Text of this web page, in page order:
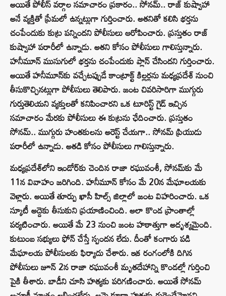
అయితే పోలీస్ వర్గాల సమాచారం ప్రకారం.. సోనమ్.. రాజ్ కుష్వాహా
అనే వ్యక్తితో ప్రేమలో ఉన్నట్లుగా గుర్తించారు. అతనితో కలిసి భర్తను
చంపేందుకు కుట్ర పన్నిందని పోలీసులు ఆరోపించారు. ప్రస్తుతం రాజ్
కుష్వాహా పరారీలో ఉన్నాడు. అతని కోసం పోలీసులు గాలిస్తున్నారు.
హనీమూన్ ముసుగులో భర్తను చంపేందుకు ప్లాన్ చేసిందని గుర్తించారు.
అయితే హనీమూన్‌కు వచ్చేటప్పుడే కాంట్రాక్ట్ కిల్లర్లను మధ్యప్రదేశ్ నుంచి
తీసుకొచ్చినట్లుగా పోలీసులు తెలిపారు. జంట చివరిసారిగా ముగ్గురు
గుర్తుతెలియని వ్యక్తులతో కనిపించారని ఒక టూరిస్ట్ గైడ్ ఇచ్చిన
సమాచారం మేరకు పోలీసులు ఈ కుట్రను ఛేదించారు. ప్రస్తుతం
సోనమ్.. ముగ్గురు హంతకులను అరెస్ట్ చేయగా.. సోనమ్ ప్రియుడు
పరారీలో ఉన్నాడు. అతడి కోసం పోలీసులు గాలిస్తున్నారు.
మధ్యప్రదేశ్‌లోని ఇండోర్‌కు చెందిన రాజా రఘువంశీ, సోనమ్‌కు మే
11న వివాహం జరిగింది. హనీమూన్ కోసం మే 20న మేఘాలయకు
వెళ్లారు. అయితే తూర్పు ఖాసీ హిల్స్ జిల్లాలో జంట విహరించారు. ఒక
స్కూటీ అద్దెకు తీసుకుని ప్రయాణించింది. అలా కొండ ప్రాంతాల్లో
పర్యటించారు. అయితే మే 23 నుంచి జంట హఠాత్తుగా అదృశ్యమైంది.
కుటుంబ సభ్యులు ఫోన్ చేస్తే స్పందన లేదు. దీంతో కంగారు పడి
మేఘాలయ పోలీసులకు ఫిర్యాదు చేశారు. ఇక రంగంలోకి దిగిన
పోలీసులు జూన్ 2న రాజా రఘువంశీ మృతదేహాన్ని కొండల్లో గుర్తించి
పైకి తీశారు. బాడీని చూసి హత్యకు పరిగణించారు. అయితే సోనమ్